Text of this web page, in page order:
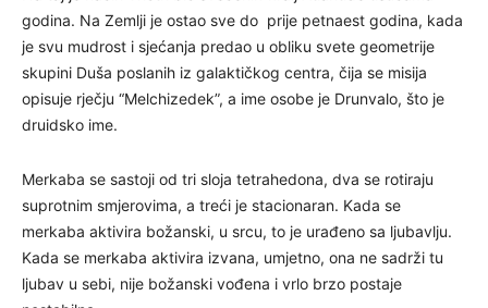
godina. Na Zemlji je ostao sve do prije petnaest godina, kada
je svu mudrost i sjećanja predao u obliku svete geometrije
skupini Duša poslanih iz galaktičkog centra, čija se misija
opisuje rječju “Melchizedek”, a ime osobe je Drunvalo, što je
druidsko ime.
Merkaba se sastoji od tri sloja tetrahedona, dva se rotiraju
suprotnim smjerovima, a treći je stacionaran. Kada se
merkaba aktivira božanski, u srcu, to je urađeno sa ljubavlju.
Kada se merkaba aktivira izvana, umjetno, ona ne sadrži tu
ljubav u sebi, nije božanski vođena i vrlo brzo postaje